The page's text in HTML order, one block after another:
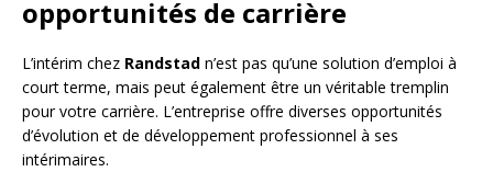
opportunités de carrière
L’intérim chez Randstad n’est pas qu’une solution d’emploi à
court terme, mais peut également être un véritable tremplin
pour votre carrière. L’entreprise offre diverses opportunités
d’évolution et de développement professionnel à ses
intérimaires.